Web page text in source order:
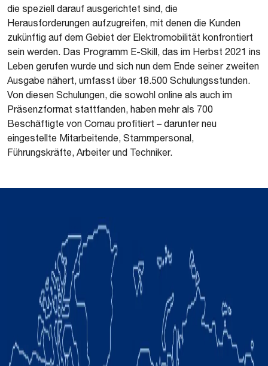
die speziell darauf ausgerichtet sind, die
Herausforderungen aufzugreifen, mit denen die Kunden
zukünftig auf dem Gebiet der Elektromobilität konfrontiert
sein werden. Das Programm E-Skill, das im Herbst 2021 ins
Leben gerufen wurde und sich nun dem Ende seiner zweiten
Ausgabe nähert, umfasst über 18.500 Schulungsstunden.
Von diesen Schulungen, die sowohl online als auch im
Präsenzformat stattfanden, haben mehr als 700
Beschäftigte von Comau profitiert – darunter neu
eingestellte Mitarbeitende, Stammpersonal,
Führungskräfte, Arbeiter und Techniker.